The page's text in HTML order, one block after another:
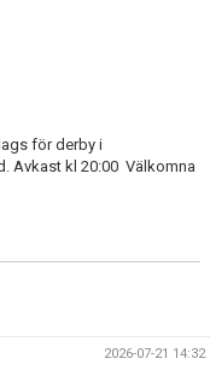
för derby i
Avkast kl 20:00 Välkomna
2026-07-21 14:32